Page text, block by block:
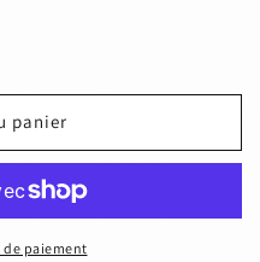
panier
de paiement